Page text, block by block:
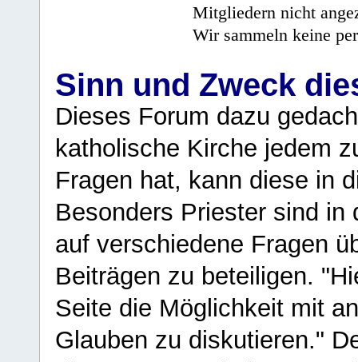
Mitgliedern nicht
Wir sammeln keine
Sinn und Zweck
Dieses Forum dazu
katholische Kirche jedem
Fragen hat, kann diese in
Besonders Priester sind in
auf verschiedene Fragen
Beiträgen zu beteiligen.
Seite die Möglichkeit mit
Glauben zu diskutieren."